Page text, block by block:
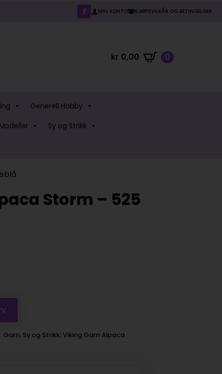
MIN KONTO KJØPSVILKÅR OG BETINGELSER
kr 0,00 0
Generell Hobby
Sy og Strikk
Storm – 525
Garn, Sy og Strikk,Viking Garn Alpaca